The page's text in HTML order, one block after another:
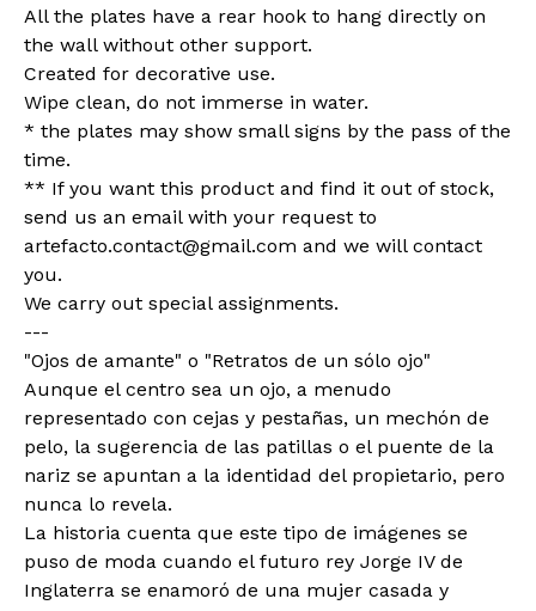
All the plates have a rear hook to hang directly on
the wall without other support.
Created for decorative use.
Wipe clean, do not immerse in water.
* the plates may show small signs by the pass of the
time.
** If you want this product and find it out of stock,
send us an email with your request to
artefacto.contact@gmail.com and we will contact
you.
We carry out special assignments.
---
"Ojos de amante" o "Retratos de un sólo ojo"
Aunque el centro sea un ojo, a menudo
representado con cejas y pestañas, un mechón de
pelo, la sugerencia de las patillas o el puente de la
nariz se apuntan a la identidad del propietario, pero
nunca lo revela.
La historia cuenta que este tipo de imágenes se
puso de moda cuando el futuro rey Jorge IV de
Inglaterra se enamoró de una mujer casada y